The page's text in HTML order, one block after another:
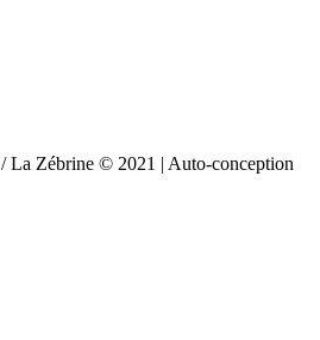
/ La Zébrine © 2021 | Auto-conception